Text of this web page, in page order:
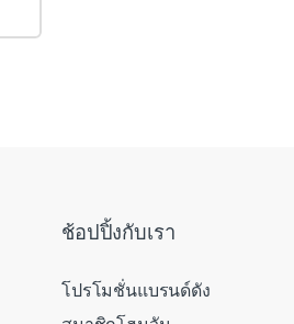
ช้อปปิ้งกับเรา
โปรโมชั่นแบรนด์ดัง